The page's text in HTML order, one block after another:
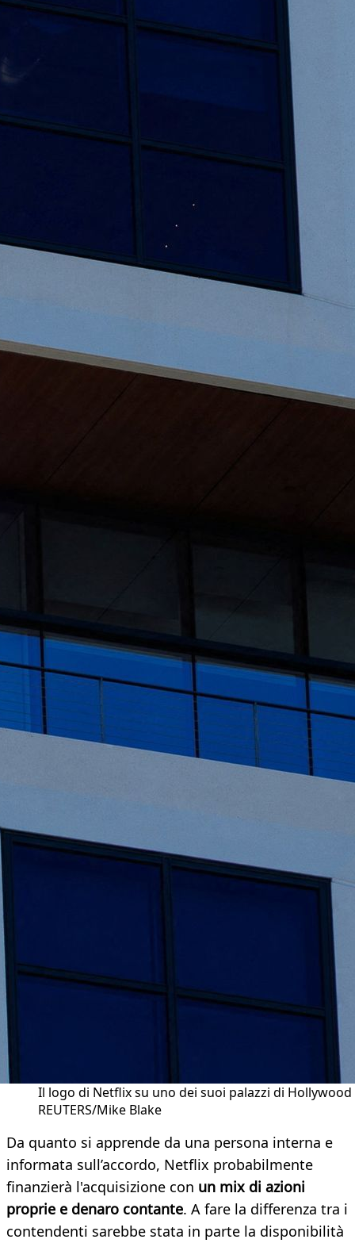
Il logo di Netflix su uno dei suoi palazzi di Hollywood
REUTERS/Mike Blake
Da quanto si apprende da una persona interna e
informata sull’accordo, Netflix probabilmente
finanzierà l'acquisizione con un mix di azioni
proprie e denaro contante. A fare la differenza tra i
contendenti sarebbe stata in parte la disponibilità